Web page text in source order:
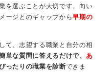
圧倒的に不利になるわけ
採用＝ポテンシャル採用
かというと人柄、入社後の
ピールができる人が優先
を選ぶことが大切です。向い
ージとのギャップから早期の
て、志望する職業と自分の相
単な質問に答えるだけで、 あ
ったりの職業を診断できま